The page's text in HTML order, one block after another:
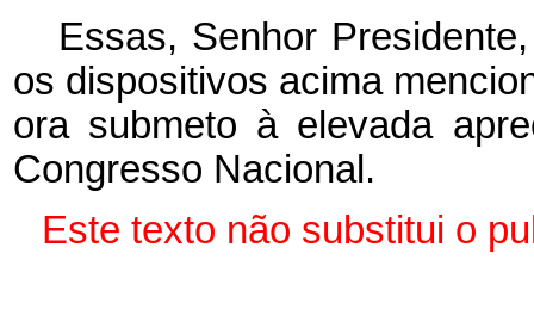
Essas, Senhor
os dispositivos acima
ora submeto à elevada
Congresso Nacional.
Este texto não substitui o